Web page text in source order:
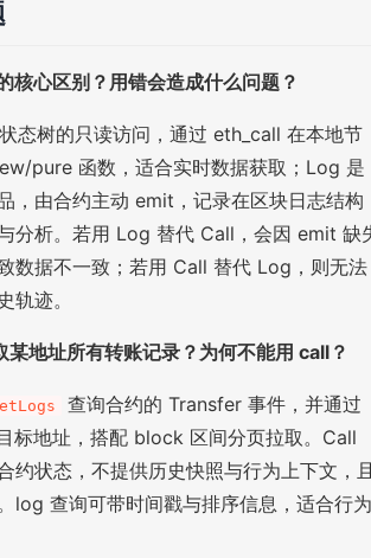
核心区别？用错会造成什么问题？
态树的只读访问，通过 eth_call 在本地节
pure 函数，适合实时数据获取；Log 是
，由合约主动 emit，记录在区块日志结构
分析。若用 Log 替代 Call，会因 emit 缺
数据不一致；若用 Call 替代 Log，则无法
轨迹。
某地址所有转账记录？为何不能用 call？
查询合约的 Transfer 事件，并通过
标地址，搭配 block 区间分页拉取。Call
约状态，不提供历史快照与行为上下文，
log 查询可带时间戳与排序信息，适合行为